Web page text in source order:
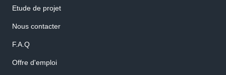
Etude de projet
Nous contacter
F.A.Q
Offre d'emploi